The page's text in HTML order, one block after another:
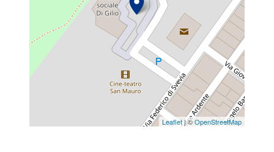
Leaflet| ©OpenStreetMap